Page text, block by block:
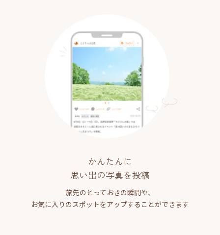
かんたんに
思い出の写真を投稿
旅先のとっておきの瞬間や、
お気に入りのスポットをアップすることができます